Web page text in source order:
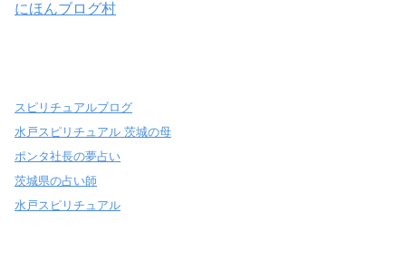
にほんブログ村
スピリチュアルブログ
水戸スピリチュアル 茨城の母
ポンタ社長の夢占い
茨城県の占い師
水戸スピリチュアル